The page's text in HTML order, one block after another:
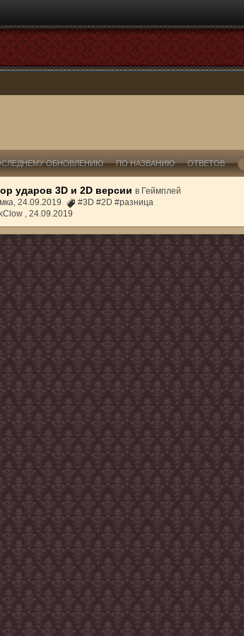
ОБНОВЛЕНИЮ ПО НАЗВАНИЮ ОТВЕТОВ
ударов 3D и 2D версии в Геймплей
24.09.2019
#3D #2D #разница
,24.09.2019